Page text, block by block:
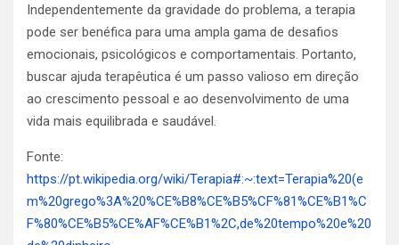
Independentemente da gravidade do problema, a terapia
pode ser benéfica para uma ampla gama de desafios
emocionais, psicológicos e comportamentais. Portanto,
buscar ajuda terapêutica é um passo valioso em direção
ao crescimento pessoal e ao desenvolvimento de uma
vida mais equilibrada e saudável.
Fonte:
https://pt.wikipedia.org/wiki/Terapia#:~:text=Terapia%20(e
m%20grego%3A%20%CE%B8%CE%B5%CF%81%CE%B1%C
F%80%CE%B5%CE%AF%CE%B1%2C,de%20tempo%20e%20